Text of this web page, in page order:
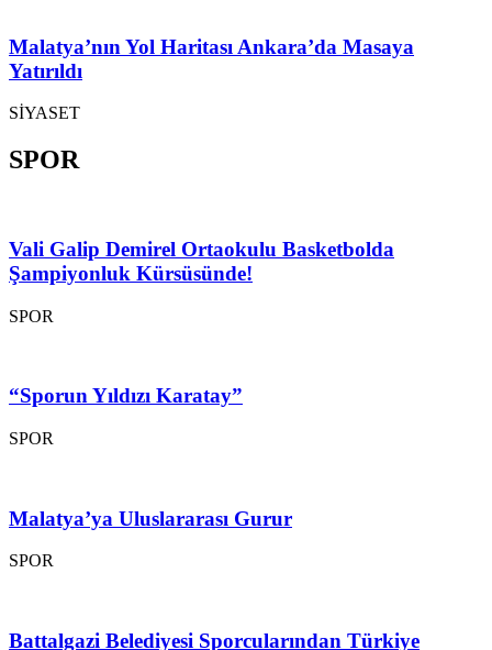
Malatya’nın Yol Haritası Ankara’da Masaya
Yatırıldı
SİYASET
SPOR
Vali Galip Demirel Ortaokulu Basketbolda
Şampiyonluk Kürsüsünde!
SPOR
“Sporun Yıldızı Karatay”
SPOR
Malatya’ya Uluslararası Gurur
SPOR
Battalgazi Belediyesi Sporcularından Türkiye